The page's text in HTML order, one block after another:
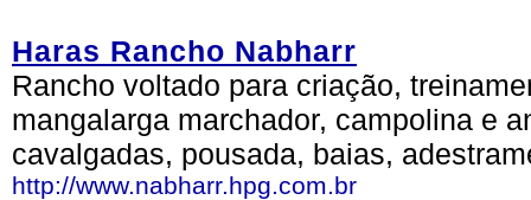
Haras Rancho Nabharr
Rancho voltado para criação,
mangalarga marchador, campolina e
cavalgadas, pousada, baias,
http://www.nabharr.hpg.com.br